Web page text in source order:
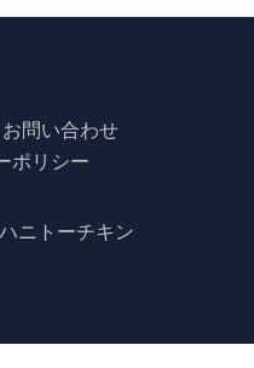
お問い合わせ
ポリシー
ハニトーチキン